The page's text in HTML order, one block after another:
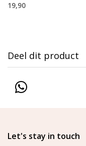
19,90
Deel dit product
Let's stay in touch